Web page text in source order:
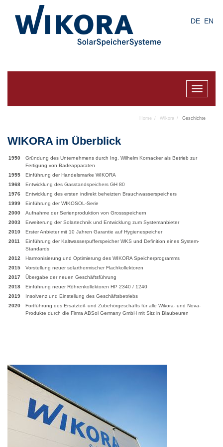
DE EN
Toggle
Home Wikora Geschichte
WIKORA im Überblick
1950
Gründung des Unternehmens durch Ing. Wilhelm Kornacker als Betrieb zur
Fertigung von Badeapparaten
1955
Einführung der Handelsmarke WIKORA
1968
Entwicklung des Gasstandspeichers GH 80
1976
Entwicklung des ersten indirekt beheizten Brauchwasserspeichers
1999
Einführung der WIKOSOL-Serie
2000
Aufnahme der Serienproduktion von Grossspeichern
2003
Erweiterung der Solartechnik und Entwicklung zum Systemanbieter
2010
Erster Anbieter mit 10 Jahren Garantie auf Hygienespeicher
2011
Einführung der Kaltwasserpufferspeicher WKS und Definition eines System-
Standards
2012
Harmonisierung und Optimierung des WIKORA Speicherprogramms
2015
Vorstellung neuer solarthermischer Flachkollektoren
2017
Übergabe der neuen Geschäftsführung
2018
Einführung neuer Röhrenkollektoren HP 2340 / 1240
2019
Insolvenz und Einstellung des Geschäftsbetriebs
2020
Fortführung des Ersatzteil- und Zubehörgeschäfts für alle Wikora- und Nova-
Produkte durch die Firma ABSol Germany GmbH mit Sitz in Blaubeuren